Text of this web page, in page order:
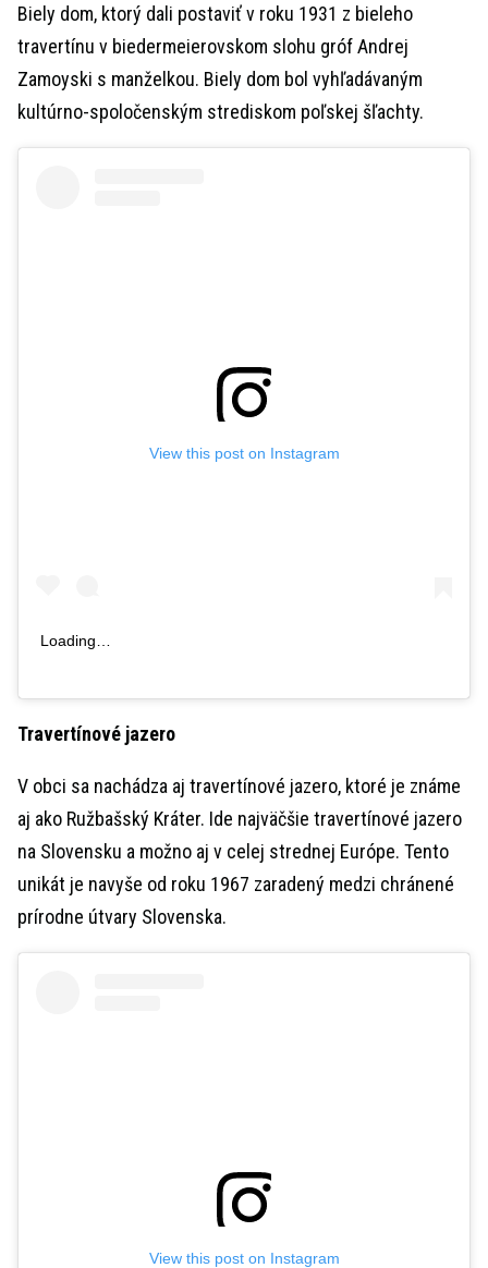
Biely dom, ktorý dali postaviť v roku 1931 z bieleho
travertínu v biedermeierovskom slohu gróf Andrej
Zamoyski s manželkou. Biely dom bol vyhľadávaným
kultúrno-spoločenským strediskom poľskej šľachty.
View this post on Instagram
Loading…
Travertínové jazero
V obci sa nachádza aj travertínové jazero, ktoré je známe
aj ako Ružbašský Kráter. Ide najväčšie travertínové jazero
na Slovensku a možno aj v celej strednej Európe. Tento
unikát je navyše od roku 1967 zaradený medzi chránené
prírodne útvary Slovenska.
View this post on Instagram